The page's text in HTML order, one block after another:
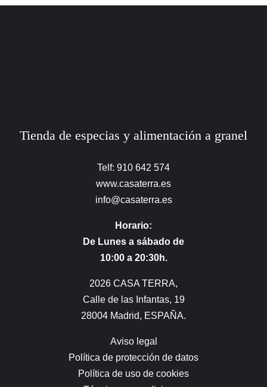
Tienda de especias y alimentación a granel
Telf: 910 642 574
www.casaterra.es
info@casaterra.es
Horario:
De Lunes a sábado de
10:00 a 20:30h.
2026 CASA TERRA,
Calle de las Infantas, 19
28004 Madrid, ESPAÑA.
Aviso legal
Política de protección de datos
Política de uso de cookies